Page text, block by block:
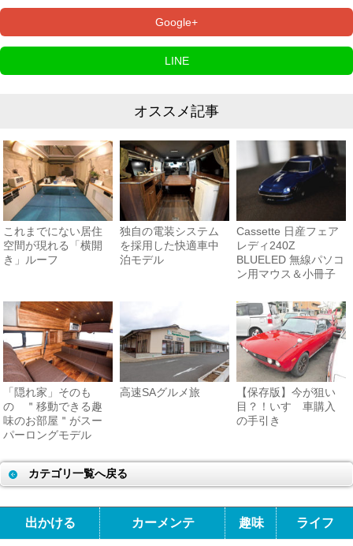
Google+
LINE
オススメ記事
これまでにない居住
空間が現れる「横開
き」ルーフ
独自の電装システム
を採用した快適車中
泊モデル
Cassette 日産フェア
レディ240Z
BLUELED 無線パソコ
ン用マウス＆小冊子
「隠れ家」そのも
の ＂移動できる趣
味のお部屋＂がスー
パーロングモデル
高速SAグルメ旅
【保存版】今が狙い
目？！いすゞ車購入
の手引き
カテゴリ一覧へ戻る
出かける カーメンテ 趣味 ライフ